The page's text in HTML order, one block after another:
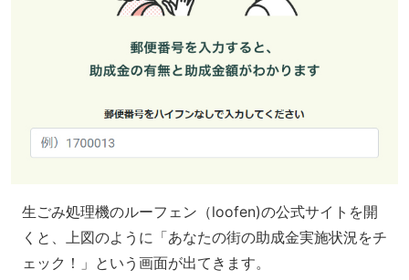
生ごみ処理機のルーフェン（loofen)の公式サイトを開
くと、上図のように「あなたの街の助成金実施状況をチ
ェック！」という画面が出てきます。